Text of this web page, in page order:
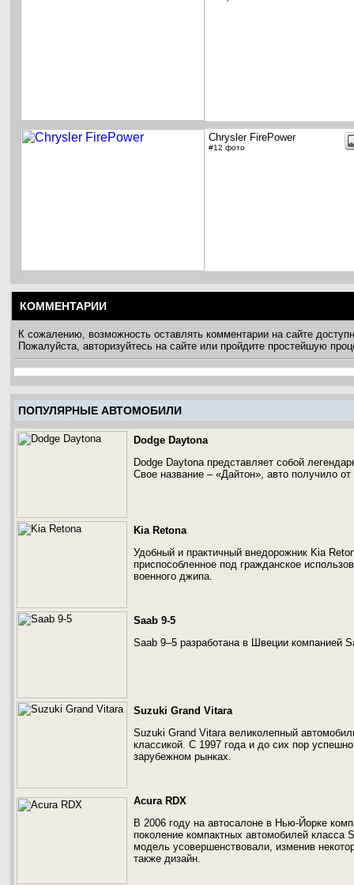
Chrysler FirePower
#12 фото
КОММЕНТАРИИ
К сожалению, возможность оставлять комментарии на сайте
Пожалуйста, авторизуйтесь на сайте или пройдите простейшую
ПОПУЛЯРНЫЕ АВТОМОБИЛИ
Dodge Daytona
Dodge Daytona представляет собой
Свое название – «Дайтон», авто получило
Kia Retona
Удобный и практичный внедорожник Kia
приспособленное под гражданское
военного джипа.
Saab 9-5
Saab 9–5 разработана в Швеции компанией
Suzuki Grand Vitara
Suzuki Grand Vitara великолепный
классикой. С 1997 года и до сих пор
зарубежном рынках.
Acura RDX
В 2006 году на автосалоне в Нью-Йорке
поколение компактных автомобилей класса
модель усовершенствовали, изменив
также дизайн.